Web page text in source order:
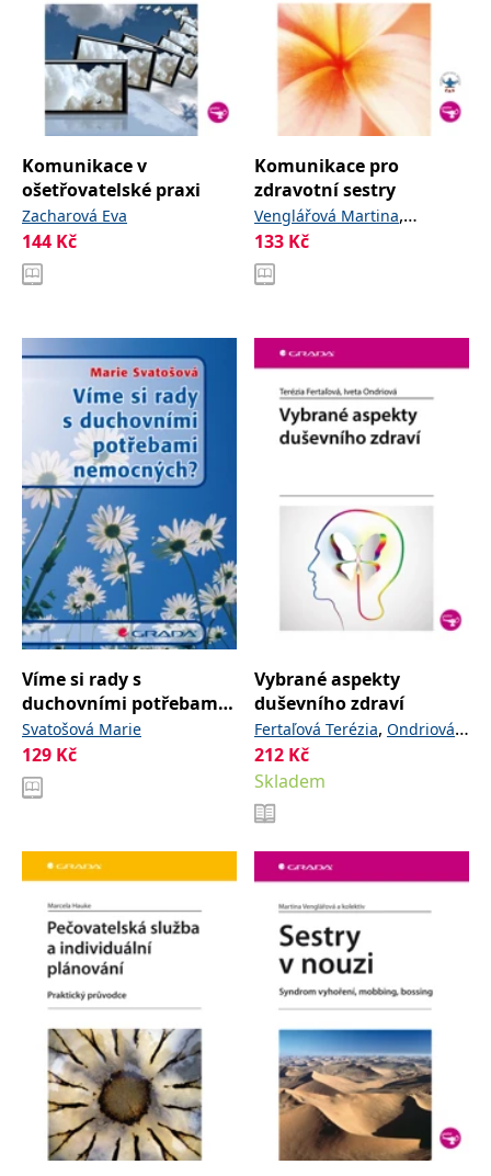
Komunikace v
ošetřovatelské praxi
Zacharová Eva
144 Kč
Komunikace pro
zdravotní sestry
Venglářová Martina,
Mahrová Gabriela
133 Kč
Víme si rady s
duchovními potřebami
nemocných?
Svatošová Marie
129 Kč
Vybrané aspekty
duševního zdraví
Fertaľová Terézia, Ondriová
Iveta
212 Kč
Skladem